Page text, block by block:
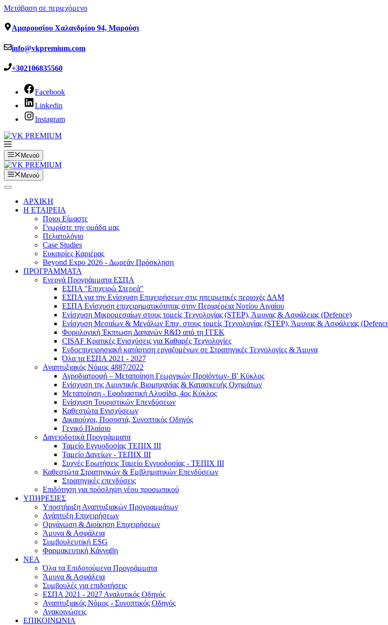
Μετάβαση σε περιεχόμενο
Αμαρουσίου Χαλανδρίου 94, Μαρούσι
info@vkpremium.com
+302106835560
Facebook
Linkedin
Instagram
Μενού
Μενού
ΑΡΧΙΚΗ
Η ΕΤΑΙΡΕΙΑ
Ποιοι Είμαστε
Γνωρίστε την ομάδα μας
Πελατολόγιο
Case Studies
Ευκαιρίες Καριέρας
Beyond Expo 2026 - Δωρεάν Πρόσκληση
ΠΡΟΓΡΑΜΜΑΤΑ
Ενεργά Προγράμματα ΕΣΠΑ
ΕΣΠΑ "Επιχειρώ Στερεά"
ΕΣΠΑ για την Ενίσχυση Επιχειρήσεων στις ηπειρωτικές περιοχές ΔΑΜ
ΕΣΠΑ Ενίσχυση επιχειρηματικότητας στην Περιφέρεια Νοτίου Αιγαίου
Ενίσχυση Μικρομεσαίων στους τομείς Τεχνολογίας (STEP), Άμυνας & Ασφάλειας (Defence)
Ενίσχυση Μεσαίων & Μεγάλων Επιχ. στους τομείς Τεχνολογίας (STEP), Άμυνας & Ασφάλειας
Φορολογική Έκπτωση Δαπανών R&D από τη ΓΓΕΚ
CISAF Κρατικές Ενισχύσεις για Καθαρές Τεχνολογίες
Ενδοεπιχειρησιακή κατάρτιση εργαζομένων σε Στρατηγικές Τεχνολογίες & Άμυνα
Όλα τα ΕΣΠΑ 2021 - 2027
Αναπτυξιακός Νόμος 4887/2022
Αγροδιατροφή – Μεταποίηση Γεωργικών Προϊόντων- Β' Κύκλος
Eνίσχυση της Αμυντικής Βιομηχανίας & Κατασκευής Οχημάτων
Μεταποίηση - Εφοδιαστική Αλυσίδα, 4ος Κύκλος
Ενίσχυση Τουριστικών Επενδύσεων
Καθεστώτα Ενισχύσεων
Δικαιούχοι, Ποσοστά, Συνοπτικός Οδηγός
Γενικό Πλαίσιο
Δανειοδοτικά Προγράμματα
Ταμείο Εγγυοδοσίας ΤΕΠΙΧ ΙΙΙ
Ταμείο Δανείων - ΤΕΠΙΧ ΙΙΙ
Συχνές Ερωτήσεις Ταμείο Εγγυοδοσίας - ΤΕΠΙΧ ΙΙΙ
Καθεστώτα Στρατηγικών & Εμβληματικών Επενδύσεων
Στρατηγικές επενδύσεις
Επιδότηση για πρόσληψη νέου προσωπικού
ΥΠΗΡΕΣΙΕΣ
Υποστήριξη Αναπτυξιακών Προγραμμάτων
Ανάπτυξη Επιχειρήσεων
Οργάνωση & Διοίκηση Επιχειρήσεων
Άμυνα & Ασφάλεια
Συμβουλευτική ESG
Φαρμακευτική Κάνναβη
ΝΕΑ
Όλα τα Επιδοτούμενα Προγράμματα
Άμυνα & Ασφάλεια
Συμβουλές για επιδοτήσεις
ΕΣΠΑ 2021 - 2027 Αναλυτικός Οδηγός
Αναπτυξιακός Νόμος - Συνοπτικός Οδηγός
Ανακοινώσεις
ΕΠΙΚΟΙΝΩΝΙΑ